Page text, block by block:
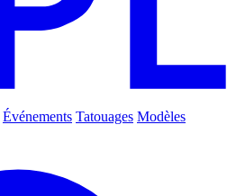
Événements Tatouages Modèles